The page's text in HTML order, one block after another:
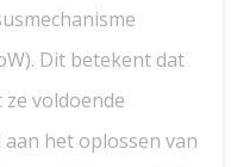
Dit betekent dat
voldoende
het oplossen van